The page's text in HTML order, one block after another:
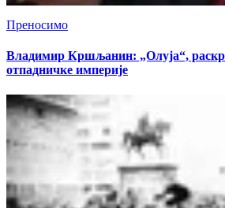
Преносимо
Владимир Кршљанин: „Олуја“,
отпадничке империје